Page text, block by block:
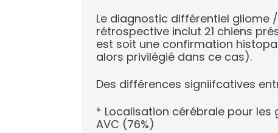
Le diagnostic différentiel gliome
rétrospective inclut 21 chiens
est soit une confirmation
alors privilégié dans ce cas).
Des différences signiifcatives
* Localisation cérébrale pour
AVC (76%)